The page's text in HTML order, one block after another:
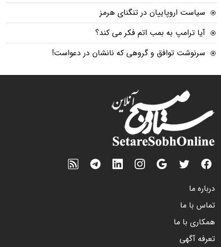
سیاست اروپاییان در تنگنای هرمز
آیا ترامپ به بمب اتم فکر می کند؟
سرنوشت توافق و گروهی که نانشان در دعواست!
درباره ما
تماس با ما
همکاری با ما
تعرفه آگهی